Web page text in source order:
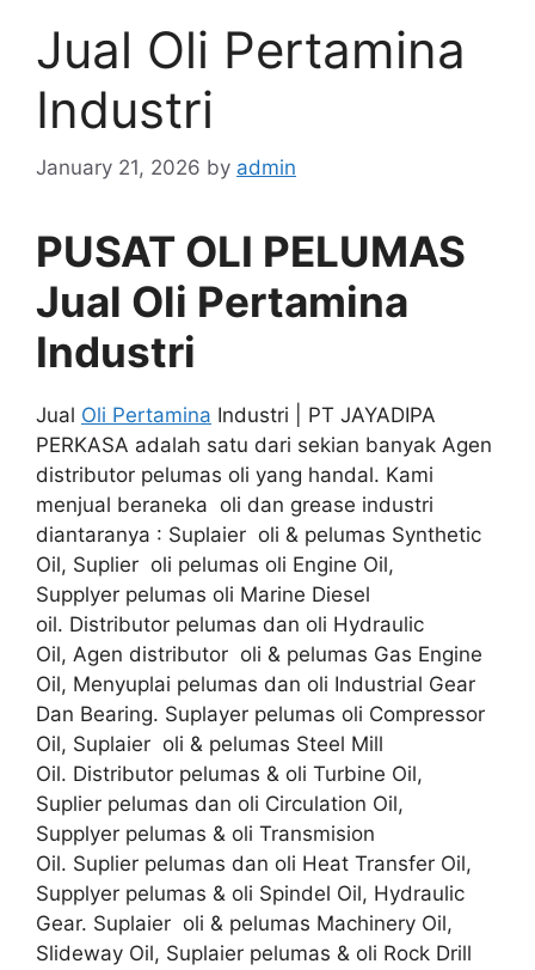
Jual Oli Pertamina
Industri
January 21, 2026 by admin
PUSAT OLI PELUMAS
Jual Oli Pertamina
Industri
Jual Oli Pertamina Industri | PT JAYADIPA
PERKASA adalah satu dari sekian banyak Agen
distributor pelumas oli yang handal. Kami
menjual beraneka oli dan grease industri
diantaranya : Suplaier oli & pelumas Synthetic
Oil, Suplier oli pelumas oli Engine Oil,
Supplyer pelumas oli Marine Diesel
oil. Distributor pelumas dan oli Hydraulic
Oil, Agen distributor oli & pelumas Gas Engine
Oil, Menyuplai pelumas dan oli Industrial Gear
Dan Bearing. Suplayer pelumas oli Compressor
Oil, Suplaier oli & pelumas Steel Mill
Oil. Distributor pelumas & oli Turbine Oil,
Suplier pelumas dan oli Circulation Oil,
Supplyer pelumas & oli Transmision
Oil. Suplier pelumas dan oli Heat Transfer Oil,
Supplyer pelumas & oli Spindel Oil, Hydraulic
Gear. Suplaier oli & pelumas Machinery Oil,
Slideway Oil, Suplaier pelumas & oli Rock Drill